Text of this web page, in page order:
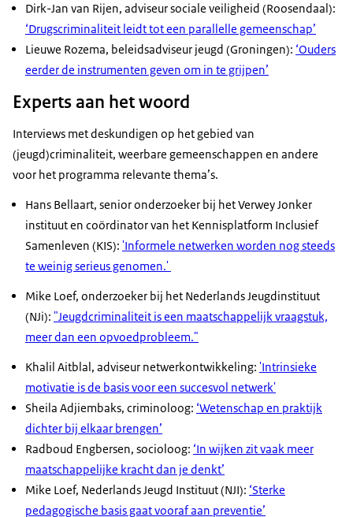
Dirk-Jan van Rijen, adviseur sociale veiligheid (Roosendaal):
‘Drugscriminaliteit leidt tot een parallelle gemeenschap’
Lieuwe Rozema, beleidsadviseur jeugd (Groningen): ‘Ouders
eerder de instrumenten geven om in te grijpen’
Experts aan het woord
Interviews met deskundigen op het gebied van
(jeugd)criminaliteit, weerbare gemeenschappen en andere
voor het programma relevante thema’s.
Hans Bellaart, senior onderzoeker bij het Verwey Jonker
instituut en coördinator van het Kennisplatform Inclusief
Samenleven (KIS): 'Informele netwerken worden nog steeds
te weinig serieus genomen.'
Mike Loef, onderzoeker bij het Nederlands Jeugdinstituut
(NJi): "Jeugdcriminaliteit is een maatschappelijk vraagstuk,
meer dan een opvoedprobleem."
Khalil Aitblal, adviseur netwerkontwikkeling: 'Intrinsieke
motivatie is de basis voor een succesvol netwerk'
Sheila Adjiembaks, criminoloog: ‘Wetenschap en praktijk
dichter bij elkaar brengen’
Radboud Engbersen, socioloog: ‘In wijken zit vaak meer
maatschappelijke kracht dan je denkt’
Mike Loef, Nederlands Jeugd Instituut (NJI): ‘Sterke
pedagogische basis gaat vooraf aan preventie’